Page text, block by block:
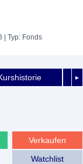
| Typ: Fonds
►
Verkaufen
Watchlist